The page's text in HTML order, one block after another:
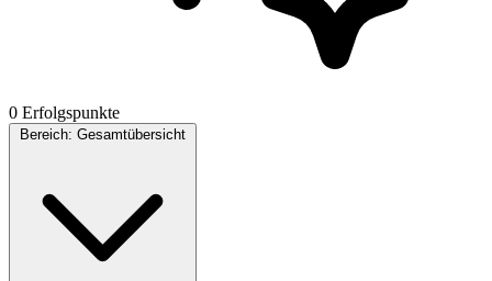
0 Erfolgspunkte
Bereich: Gesamtübersicht